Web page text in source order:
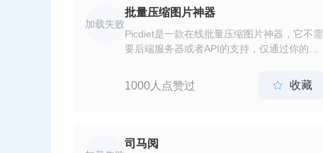
加载失败
批量压缩图片神器
Picdiet是一款在线批量压缩图片神器，它不需
要后端服务器或者API的支持，仅通过你的浏
快并且不会导致隐私或敏感图片泄漏给第三
方。同时我们大量的测试结果也证明其压缩表
1000人点赞过  收藏
司马阅